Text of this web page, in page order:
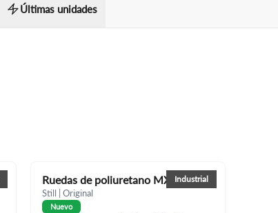
Últimas unidades
Industrial
Ruedas de poliuretano MX-X
Still Original
Nuevo